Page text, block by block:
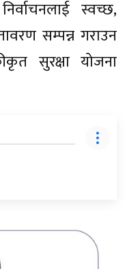
स्वच्छ,
सम्पन्न गराउन
सुरक्षा योजना